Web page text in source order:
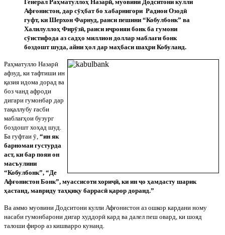
Генерал Раҳматуллоҳ Назарӣ, муовини Додситони кулли
Афғонистон, дар сӯҳбат бо хабарнигори Радиои Озодӣ
гуфт, ки Шерхон Фарнуд, раиси пешини “Кобулбонк” ва
Халилуллоҳ Фирӯзӣ, раиси иҷроияи бонк ба гумони
сӯистифода аз садҳо миллион доллар маблағи бонк
боздошт шуда, айни ҳол дар маҳбаси шаҳри Кобуланд.
Раҳматулло Назарӣ
афзуд, ки тафтиши ин
қазия идома дорад ва
боз чанд афроди
дигари гумонбар дар
тақаллубу ғасби
маблағҳои бузург
боздошт хоҳад шуд.
Ба гуфтаи ӯ “ин як
барномаи густурда
аст, ки бар пояи он
масъулини
“Кобулбонк”, “Де
Афғонистон Бонк”, муассисоти хориҷӣ, ки ин ҷо ҳамдасту шарик
ҳастанд, мавриду таҳқиқу баррасӣ қарор доранд.”
Ва аммо муовини Додситони кулли Афғонистон аз ошкор кардани ному
насаби гумонбарони дигар худдорӣ кард ва далел пеш овард, ки шояд
талоши фирор аз кишварро кунанд.